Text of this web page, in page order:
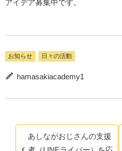
アイデア募集中です。
お知らせ 日々の活動
hamasakiacademy1
あしながおじさんの支援